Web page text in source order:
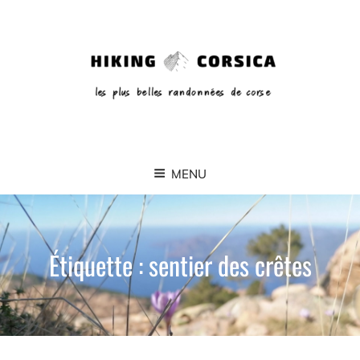
MENU
Étiquette :sentier des crêtes